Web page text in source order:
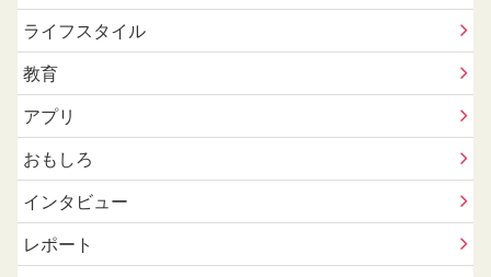
ライフスタイル
教育
アプリ
おもしろ
インタビュー
レポート